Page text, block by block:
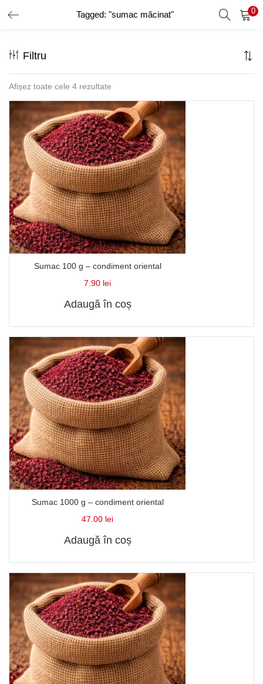
Tagged: "sumac măcinat" 0
AUTENTIFICARE ÎNREGISTRARE
Introduceți numele de utilizator și parola pentru a vă autentifica.
Amintește-ți de mine
Ai uitat parola?
Filtru
Afișez toate cele 4 rezultate
Sumac 100 g – condiment oriental
7.90 lei
Adaugă în coș
Sumac 1000 g – condiment oriental
47.00 lei
Adaugă în coș